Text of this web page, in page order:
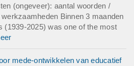
(ongeveer): aantal woorden /
Binnen 3 maanden
(1939-2025) was one of the most
mede-ontwikkelen van educatief